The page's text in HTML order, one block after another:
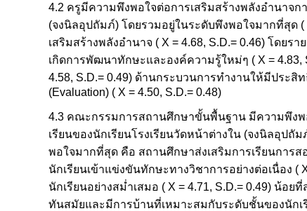
4.2 ครูมีความพึงพอใจต่อการเสริมสร้างพลังอำนาจ
(จงนิลอุปถัมภ์) โดยรวมอยู่ในระดับพึงพอใจมากที่สุด
เสริมสร้างพลังอำนาจ ( X = 4.68, S.D.= 0.46) โด
เกิดการพัฒนาทักษะและองค์ความรู้ใหม่ๆ ( X = 4.83,
4.58, S.D.= 0.49) ด้านกระบวนการทำงานให้มีประสิ
(Evaluation) ( X = 4.50, S.D.= 0.48)
4.3 คณะกรรมการสถานศึกษาขั้นพื้นฐาน มีความพึงพ
เรียนของนักเรียนโรงเรียนวัดหน้าต่างใน (จงนิลอุปถั
พอใจมากที่สุด คือ สถานศึกษาส่งเสริมการเรียนการ
นักเรียนเข้าแข่งขันทักษะทางวิชาการอย่างต่อเนื่อง
นักเรียนอย่างสม่ำเสมอ ( X = 4.71, S.D.= 0.49) น้
ทันสมัยและมีการบ้านที่เหมาะสมกับระดับชั้นของนักเรี